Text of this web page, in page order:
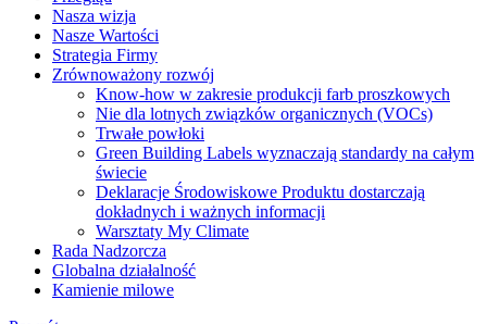
Nasza wizja
Nasze Wartości
Strategia Firmy
Zrównoważony rozwój
Know-how w zakresie produkcji farb proszkowych
Nie dla lotnych związków organicznych (VOCs)
Trwałe powłoki
Green Building Labels wyznaczają standardy na całym
świecie
Deklaracje Środowiskowe Produktu dostarczają
dokładnych i ważnych informacji
Warsztaty My Climate
Rada Nadzorcza
Globalna działalność
Kamienie milowe